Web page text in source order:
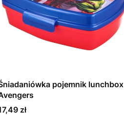
pojemnik lunchbox
zł